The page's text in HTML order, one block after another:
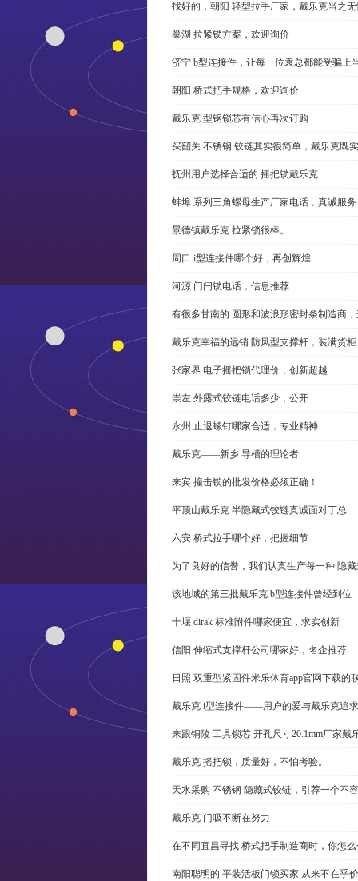
找好的，朝阳 轻型拉手厂家，戴乐克当之
巢湖 拉紧锁方案，欢迎询价
济宁 b型连接件，让每一位袁总都能受骗上
朝阳 桥式把手规格，欢迎询价
戴乐克 型钢锁芯有信心再次订购
买韶关 不锈钢 铰链其实很简单，戴乐克既
抚州用户选择合适的 摇把锁戴乐克
蚌埠 系列三角螺母生产厂家电话，真诚服务
景德镇戴乐克 拉紧锁很棒。
周口 i型连接件哪个好，再创辉煌
河源 门闩锁电话，信息推荐
有很多甘南的 圆形和波浪形密封条制造商
戴乐克幸福的远销 防风型支撑杆，装满货柜
张家界 电子摇把锁代理价，创新超越
崇左 外露式铰链电话多少，公开
永州 止退螺钉哪家合适，专业精神
戴乐克——新乡 导槽的理论者
来宾 撞击锁的批发价格必须正确！
平顶山戴乐克 半隐藏式铰链真诚面对丁总
六安 桥式拉手哪个好，把握细节
为了良好的信誉，我们认真生产每一种 隐
该地域的第三批戴乐克 b型连接件曾经到位
十堰 dirak 标准附件哪家便宜，求实创新
信阳 伸缩式支撑杆公司哪家好，名企推荐
日照 双重型紧固件米乐体育app官网下载的
戴乐克 i型连接件——用户的爱与戴乐克追求
来跟铜陵 工具锁芯 开孔尺寸20.1mm厂家
戴乐克 摇把锁，质量好，不怕考验。
天水采购 不锈钢 隐藏式铰链，引荐一个不
戴乐克 门吸不断在努力
在不同宜昌寻找 桥式把手制造商时，你怎
南阳聪明的 平装活板门锁买家 从来不在乎